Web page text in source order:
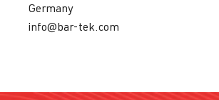
Germany
info@bar-tek.com